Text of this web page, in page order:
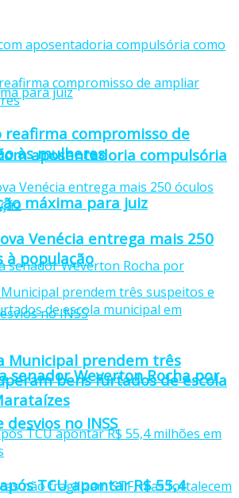
aposentadoria compulsória
máxima para juiz
senador Weverton Rocha por
no INSS
reafirma compromisso de
às mulheres
Venécia entrega mais 250
à população
Municipal prendem três
bens furtados de escola
TCU apontar R$ 55,4